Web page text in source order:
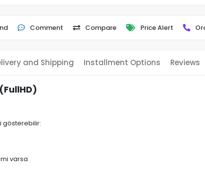
Comment Compare Price Alert
and Shipping Installment Options Reviews
gösterebilir:
varsa